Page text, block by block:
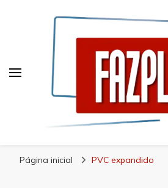
Página inicial PVC expandido